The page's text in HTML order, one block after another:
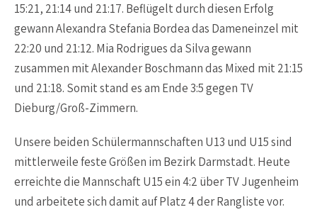
15:21, 21:14 und 21:17. Beflügelt durch diesen Erfolg
gewann Alexandra Stefania Bordea das Dameneinzel mit
22:20 und 21:12. Mia Rodrigues da Silva gewann
zusammen mit Alexander Boschmann das Mixed mit 21:15
und 21:18. Somit stand es am Ende 3:5 gegen TV
Dieburg/Groß-Zimmern.
Unsere beiden Schülermannschaften U13 und U15 sind
mittlerweile feste Größen im Bezirk Darmstadt. Heute
erreichte die Mannschaft U15 ein 4:2 über TV Jugenheim
und arbeitete sich damit auf Platz 4 der Rangliste vor.